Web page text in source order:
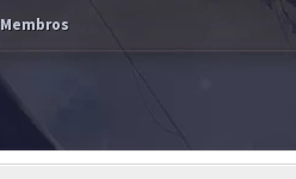
Membros